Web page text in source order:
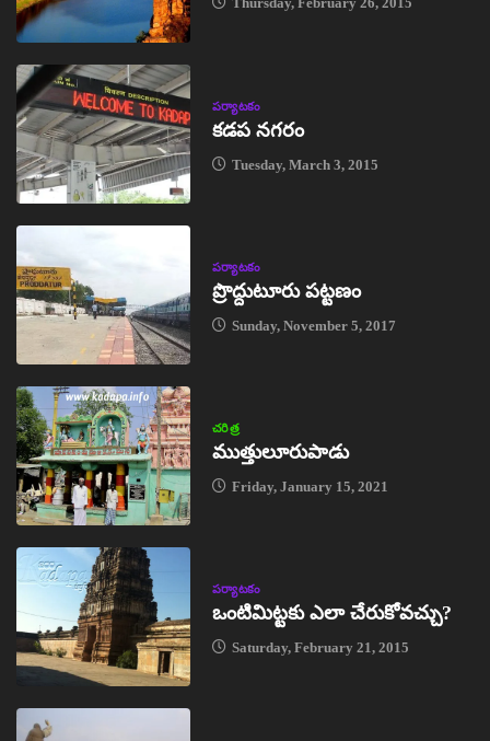
పర్యాటకం
కడప నగరం
Tuesday, March 3, 2015
పర్యాటకం
ప్రొద్దుటూరు పట్టణం
Sunday, November 5, 2017
చరిత్ర
ముత్తులూరుపాడు
Friday, January 15, 2021
పర్యాటకం
ఒంటిమిట్టకు ఎలా చేరుకోవచ్చు?
Saturday, February 21, 2015